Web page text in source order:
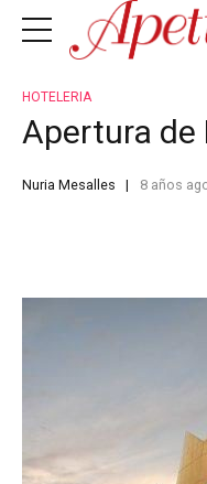
HOTELERIA
Apertura de
Nuria Mesalles 8 años